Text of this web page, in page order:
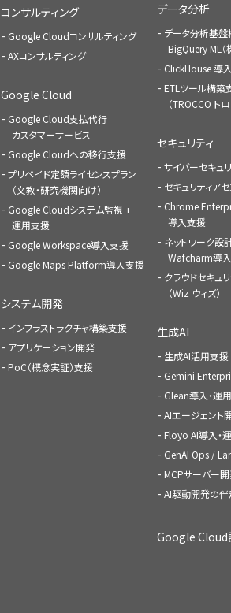
コンサルティング
Google Cloudコンサルティング
AXコンサルティング
Google Cloud
Google Cloud支払代行
カスタマーサービス
Google Cloudへの移行支援
プリペイド定額ライセンスプラン
（文教・研究機関向け）
Google Cloudシステム監視 +
運用支援
Google Workspace導入支援
Google Maps Platform導入支援
システム開発
インフラストラクチャ構築支援
アプリケーション開発
PoC（概念実証）支援
データ分析
データ分析基
BigQuery ML
ClickHouse 導
ETLツール構築
（TROCCO トロ
セキュリティ
サイバーセキュ
セキュリティア
Chrome
導入支援
ネットワーク設
Wafcharm導
クラウドセキュ
（Wiz ウィズ）
生成AI
生成AI活用支援
Gemini
Glean導入・運
AIエージェント
Floyo AI導入・
GenAI Ops /
MCPサーバー
AI駆動開発の伴
Google Cloud